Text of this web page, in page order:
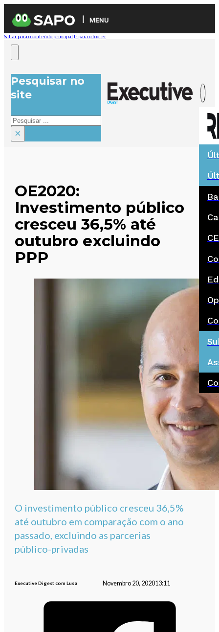
MENU
Saltar para o conteúdo principal Ir para o footer
Pesquisar no
site
Pesquisar
×
OE2020:
Investimento público
cresceu 36,5% até
outubro excluindo
PPP
O investimento público cresceu 36,5%
até outubro em comparação com o ano
passado, excluindo as parcerias
público-privadas
Executive Digest com Lusa Novembro 20, 202013:11